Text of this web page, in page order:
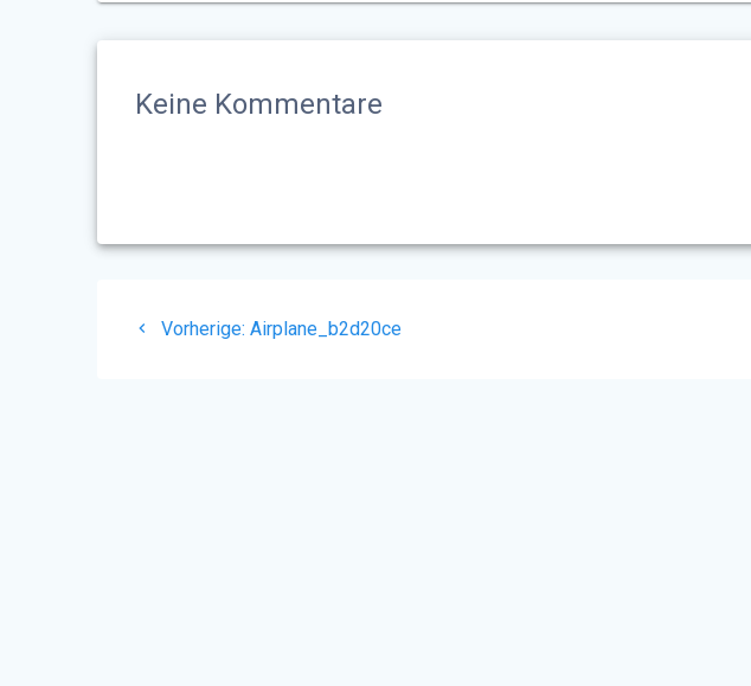
Keine Kommentare
Beitragsnavigation
Vorherige: Vorheriger
Airplane_b2d20ce